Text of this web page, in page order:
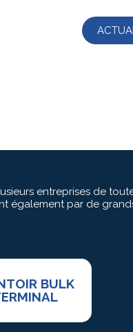
entreprises de
également par de
BULK